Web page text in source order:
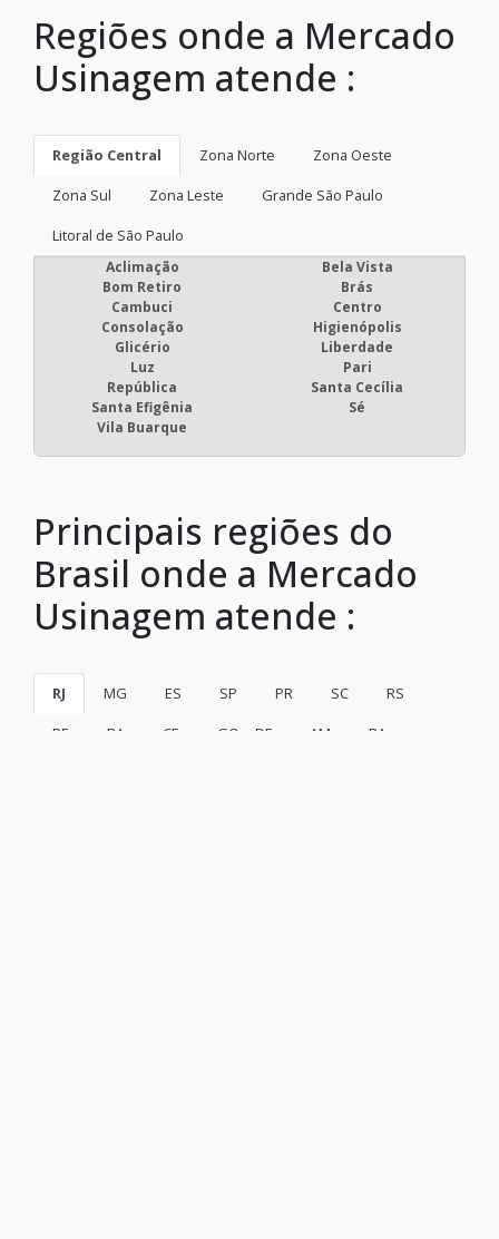
Regiões onde a Mercado
Usinagem atende :
Região Central Zona Norte
Zona Oeste
Zona Sul
Zona Leste
Grande São Paulo
Litoral de São Paulo
Aclimação
Bela Vista
Bom Retiro
Brás
Cambuci
Centro
Consolação
Higienópolis
Glicério
Liberdade
Luz
Pari
República
Santa Cecília
Santa Efigênia
Sé
Vila Buarque
Principais regiões do
Brasil onde a Mercado
Usinagem atende :
RJ MG ES SP PR SC
RS
PE
BA CE GO e DF AM PA